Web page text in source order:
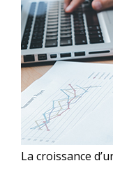
La croissance